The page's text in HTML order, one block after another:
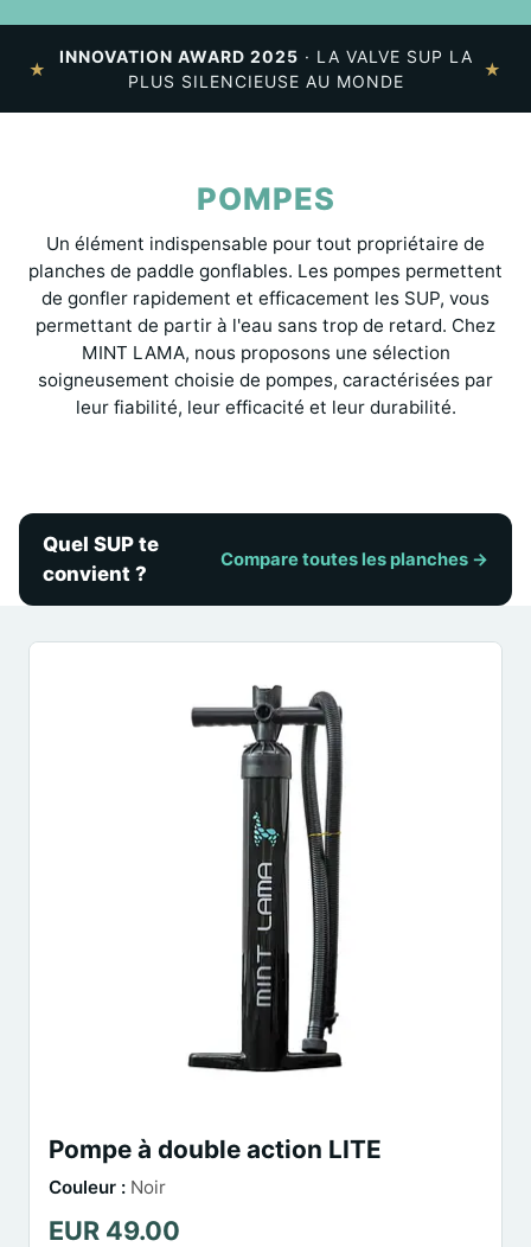
★
INNOVATION AWARD 2025 · LA VALVE SUP LA
PLUS SILENCIEUSE AU MONDE
★
POMPES
Un élément indispensable pour tout propriétaire de
planches de paddle gonflables. Les pompes permettent
de gonfler rapidement et efficacement les SUP, vous
permettant de partir à l'eau sans trop de retard. Chez
MINT LAMA, nous proposons une sélection
soigneusement choisie de pompes, caractérisées par
leur fiabilité, leur efficacité et leur durabilité.
Quel SUP te
convient ?
Compare toutes les planches →
Pompe à double action LITE
Couleur : Noir
EUR 49.00